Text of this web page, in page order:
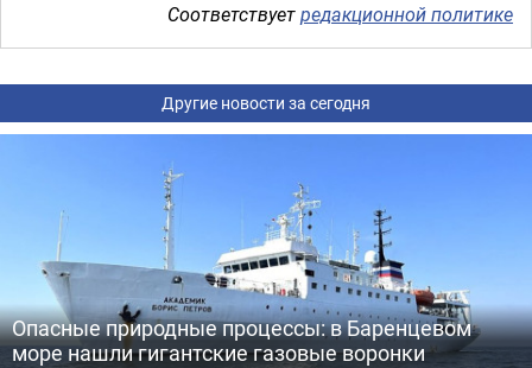
Соответствуетредакционной политике
Другие новости за сегодня
Опасные природные процессы: в Баренцевом
море нашли гигантские газовые воронки